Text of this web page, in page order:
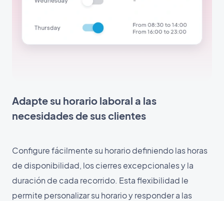
Adapte su horario laboral a las
necesidades de sus clientes
Configure fácilmente su horario definiendo las horas
de disponibilidad, los cierres excepcionales y la
duración de cada recorrido. Esta flexibilidad le
permite personalizar su horario y responder a las